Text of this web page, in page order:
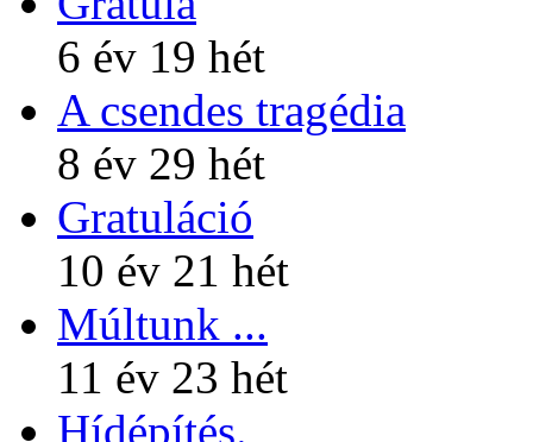
6 év 19 hét
A csendes tragédia
8 év 29 hét
Gratuláció
10 év 21 hét
Múltunk ...
11 év 23 hét
Hídépítés.